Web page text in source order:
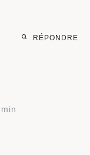
RÉPONDRE